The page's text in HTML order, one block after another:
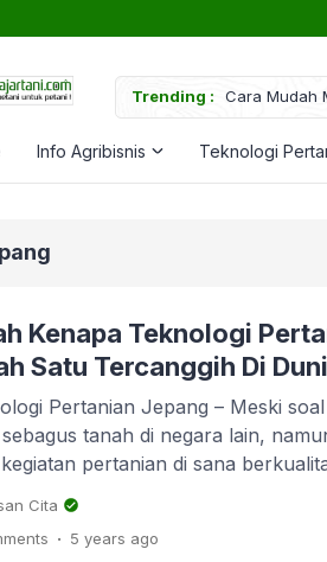
Trending : Cara Mudah
Info Agribisnis Teknologi
Kenapa Teknologi
Satu Tercanggih Di
Pertanian Jepang – Meski
tanah di negara lain,
pertanian di sana
sangat mahal. Kegiatan
dari praktek pertanian yang
macam terknologi pertanian
Cita
. 5 years ago